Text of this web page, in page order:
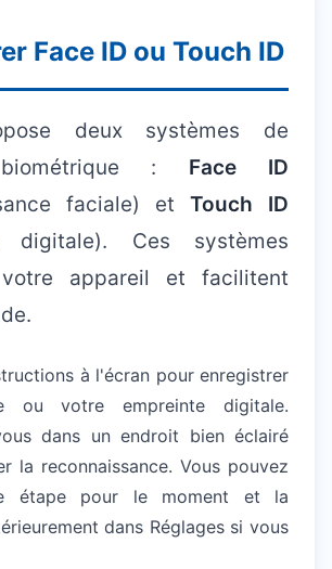
Face ID ou Touch ID
deux systèmes de
: Face ID
faciale) et Touch ID
digitale). Ces systèmes
appareil et facilitent
à l'écran pour enregistrer
ou votre empreinte digitale.
dans un endroit bien éclairé
la reconnaissance. Vous pouvez
étape pour le moment et la
dans Réglages si vous